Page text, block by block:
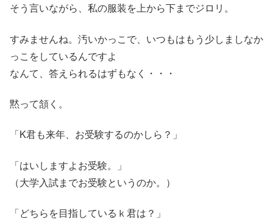
そう言いながら、私の服装を上から下までジロリ。
すみませんね。汚いかっこで、いつもはもう少しましなか
っこをしているんですよ
なんて、答えられるはずもなく・・・
黙って頷く。
「K君も来年、お受験するのかしら？」
「はいしますよお受験。」
（大学入試までお受験というのか。）
「どちらを目指しているｋ君は？」